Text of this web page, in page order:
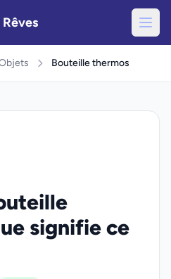
Bouteille thermos
signifie ce